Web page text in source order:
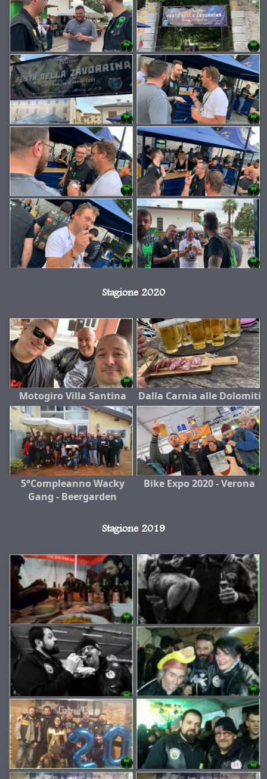
Stagione 2020
Motogiro Villa Santina Dalla Carnia alle Dolomiti
5°Compleanno Wacky
Gang - Beergarden
Bike Expo 2020 - Verona
Stagione 2019